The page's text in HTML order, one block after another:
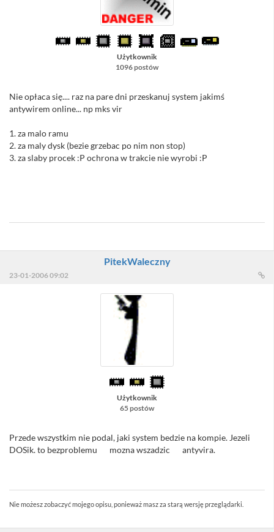
Użytkownik
1096 postów
Nie opłaca się.... raz na pare dni przeskanuj system jakimś
antywirem online... np mks vir
1. za malo ramu
2. za maly dysk (bezie grzebac po nim non stop)
3. za slaby procek :P ochrona w trakcie nie wyrobi :P
PitekWaleczny
23-01-2006 09:02
Użytkownik
65 postów
Przede wszystkim nie podal, jaki system bedzie na kompie. Jezeli
DOSik. to bezproblemu
mozna wszadzic antyvira.
Nie możesz zobaczyć mojego opisu, ponieważ masz za starą wersję przeglądarki.